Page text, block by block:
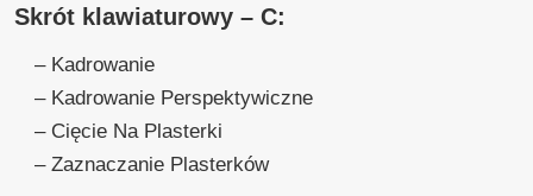
Skrót klawiaturowy – C:
– Kadrowanie
– Kadrowanie Perspektywiczne
– Cięcie Na Plasterki
– Zaznaczanie Plasterków